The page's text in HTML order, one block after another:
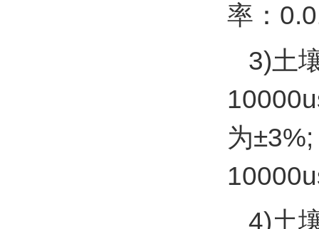
率：
3)土
为
4)土